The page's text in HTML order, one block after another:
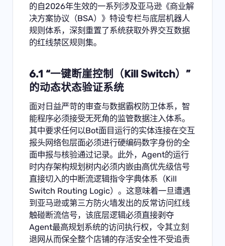
的自2026年生效的一系列涉及亚马逊《商业解
决方案协议（BSA）》特设专栏与底层机器人
规则体系，深刻重置了系统获取外界交互数据
的红线禁区规则集。
6.1 “一键断崖控制（Kill Switch）”
的动态状态验证系统
面对日益严苛的审查与数据霸权防卫体系，智
能程序必须接受无死角的监管数据注入体系。
其中要求任何以Bot面目运行的实体连接在交互
报头网络包层面必须进行硬编码数字身份的全
面申报与核验通过记录。此外，Agent的运行
时内存架构规划树内必须内嵌由高优先级信号
直接切入的中断流逻辑指令字典体系（Kill
Switch Routing Logic）。这意味着一旦遭遇
到亚马逊或第三方防火墙发出的反常访问红线
触碰断流信号，该底层逻辑必须直接剥夺
Agent最高规划系统的访问执行权，令其立刻
退网从而保全整个店铺的存活安全性不受追责